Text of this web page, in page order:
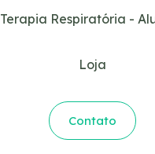
Terapia Respiratória -
Loja
Contato